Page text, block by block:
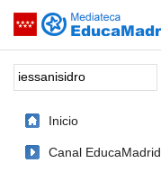
Saltar navegación
Palabra o frase:
Inicio
Canal EducaMadrid